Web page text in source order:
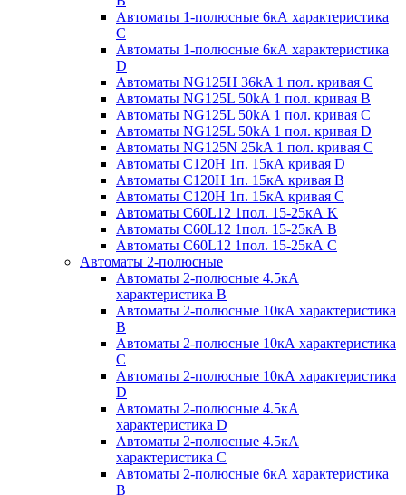
Автоматы 1-полюсные 6кА характеристика
C
Автоматы 1-полюсные 6кА характеристика
D
Автоматы NG125H 36kA 1 пол. кривая C
Автоматы NG125L 50kA 1 пол. кривая B
Автоматы NG125L 50kA 1 пол. кривая C
Автоматы NG125L 50kA 1 пол. кривая D
Автоматы NG125N 25kA 1 пол. кривая C
Автоматы С120H 1п. 15кА кривая D
Автоматы С120H 1п. 15кА кривая В
Автоматы С120H 1п. 15кА кривая С
Автоматы С60L12 1пол. 15-25кА K
Автоматы С60L12 1пол. 15-25кА В
Автоматы С60L12 1пол. 15-25кА С
Автоматы 2-полюсные
Автоматы 2-полюсные 4.5кА
характеристика В
Автоматы 2-полюсные 10кА характеристика
B
Автоматы 2-полюсные 10кА характеристика
C
Автоматы 2-полюсные 10кА характеристика
D
Автоматы 2-полюсные 4.5кА
характеристика D
Автоматы 2-полюсные 4.5кА
характеристика С
Автоматы 2-полюсные 6кА характеристика
B